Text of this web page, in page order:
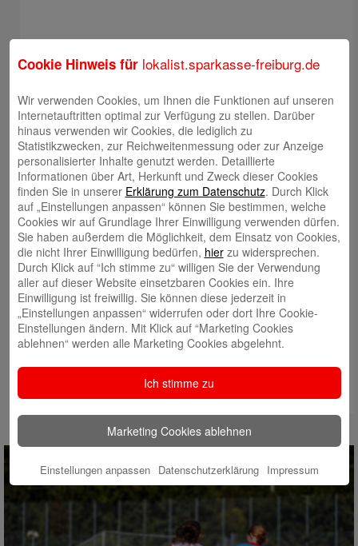
Cookie Hinweis für lokalist.sparkasse-freiburg.de
Wir verwenden Cookies, um Ihnen die Funktionen auf unseren
Internetauftritten optimal zur Verfügung zu stellen. Darüber
hinaus verwenden wir Cookies, die lediglich zu
Statistikzwecken, zur Reichweitenmessung oder zur Anzeige
personalisierter Inhalte genutzt werden. Detaillierte
Informationen über Art, Herkunft und Zweck dieser Cookies
finden Sie in unserer Erklärung zum Datenschutz. Durch Klick
auf „Einstellungen anpassen“ können Sie bestimmen, welche
Cookies wir auf Grundlage Ihrer Einwilligung verwenden dürfen.
Sie haben außerdem die Möglichkeit, dem Einsatz von Cookies,
die nicht Ihrer Einwilligung bedürfen, hierzu widersprechen.
Durch Klick auf “Ich stimme zu“ willigen Sie der Verwendung
aller auf dieser Website einsetzbaren Cookies ein. Ihre
Einwilligung ist freiwillig. Sie können diese jederzeit in
„Einstellungen anpassen“ widerrufen oder dort Ihre Cookie-
Einstellungen ändern. Mit Klick auf “Marketing Cookies
ablehnen“ werden alle Marketing Cookies abgelehnt.
Ich stimme zu
Marketing Cookies ablehnen
Einstellungen anpassen Datenschutzerklärung Impressum